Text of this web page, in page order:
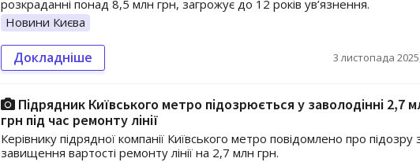
розкраданні понад 8,5 млн грн, загрожує до 12 років ув’язнення.
Новини Києва
Докладніше 3 листопада
Підрядник Київського метро підозрюється у заволодінні 2,7
грн під час ремонту лінії
Керівнику підрядної компанії Київського метро повідомлено про підозру
завищення вартості ремонту лінії на 2,7 млн грн.